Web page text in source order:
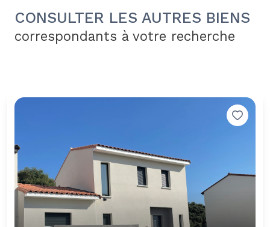
CONSULTER LES AUTRES BIENS
correspondants à votre recherche